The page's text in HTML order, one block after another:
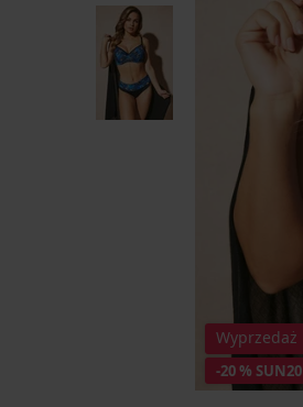
Wyprzedaż
-20 % SUN20